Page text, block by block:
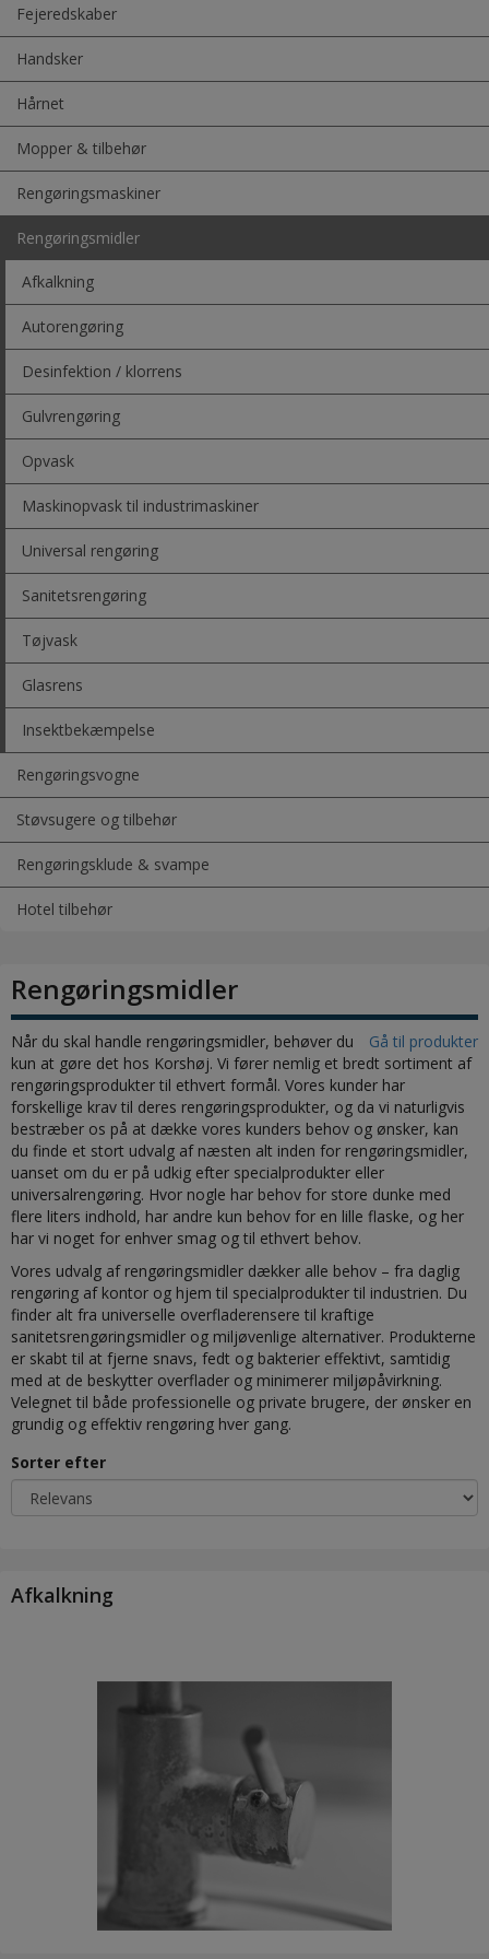
Fejeredskaber
Handsker
Hårnet
Mopper & tilbehør
Rengøringsmaskiner
Rengøringsmidler
Afkalkning
Autorengøring
Desinfektion / klorrens
Gulvrengøring
Opvask
Maskinopvask til industrimaskiner
Universal rengøring
Sanitetsrengøring
Tøjvask
Glasrens
Insektbekæmpelse
Rengøringsvogne
Støvsugere og tilbehør
Rengøringsklude & svampe
Hotel tilbehør
Rengøringsmidler
Gå til produkter
Når du skal handle rengøringsmidler, behøver du
kun at gøre det hos Korshøj. Vi fører nemlig et bredt sortiment af
rengøringsprodukter til ethvert formål. Vores kunder har
forskellige krav til deres rengøringsprodukter, og da vi naturligvis
bestræber os på at dække vores kunders behov og ønsker, kan
du finde et stort udvalg af næsten alt inden for rengøringsmidler,
uanset om du er på udkig efter specialprodukter eller
universalrengøring. Hvor nogle har behov for store dunke med
flere liters indhold, har andre kun behov for en lille flaske, og her
har vi noget for enhver smag og til ethvert behov.
Vores udvalg af rengøringsmidler dækker alle behov – fra daglig
rengøring af kontor og hjem til specialprodukter til industrien. Du
finder alt fra universelle overfladerensere til kraftige
sanitetsrengøringsmidler og miljøvenlige alternativer. Produkterne
er skabt til at fjerne snavs, fedt og bakterier effektivt, samtidig
med at de beskytter overflader og minimerer miljøpåvirkning.
Velegnet til både professionelle og private brugere, der ønsker en
grundig og effektiv rengøring hver gang.
Sorter efter
Afkalkning